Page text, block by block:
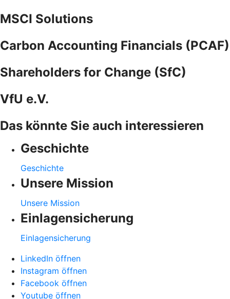
MSCI Solutions
Carbon Accounting Financials (PCAF)
Shareholders for Change (SfC)
VfU e.V.
Das könnte Sie auch interessieren
Geschichte
Geschichte
Unsere Mission
Unsere Mission
Einlagensicherung
Einlagensicherung
LinkedIn öffnen
Instagram öffnen
Facebook öffnen
Youtube öffnen